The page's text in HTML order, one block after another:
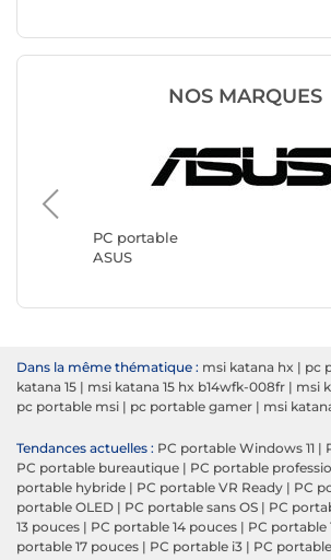
NOS MARQUES
PC portable
ASUS
Dans la même thématique : msi katana hx | pc
katana 15 | msi katana 15 hx b14wfk-008fr | msi
pc portable msi | pc portable gamer | msi
Tendances actuelles : PC portable Windows 11 |
PC portable bureautique | PC portable
portable hybride | PC portable VR Ready | PC
portable OLED | PC portable sans OS | PC
13 pouces | PC portable 14 pouces | PC portable
portable 17 pouces | PC portable i3 | PC